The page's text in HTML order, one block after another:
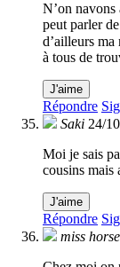
N’on
peut parler
d’ailleurs
à tous de
J'aime
Répondre
Saki 24/
Moi je sais
cousins mais
J'aime
Répondre
miss horse